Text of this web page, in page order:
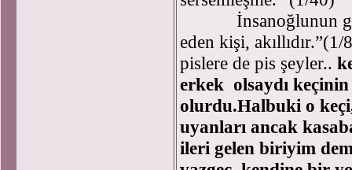
İnsanoğlunun gizli
eden kişi,
pislere de pis şeyler..
erkek olsaydı
olurdu.Halbuki o
uyanları ancak
ileri gelen biriyim